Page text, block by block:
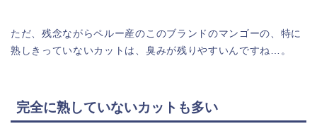
ただ、残念ながらペルー産のこのブランドのマンゴーの、特に
熟しきっていないカットは、臭みが残りやすいんですね…。
完全に熟していないカットも多い